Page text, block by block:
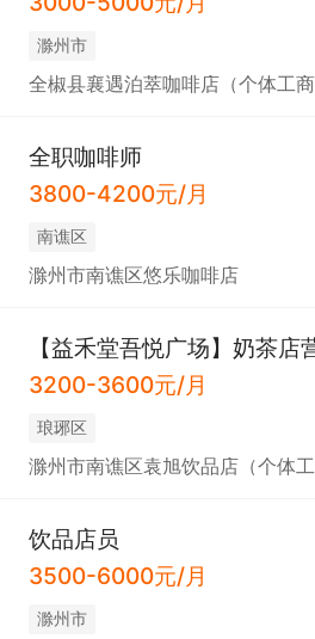
滁州市
全椒县襄遇泊萃咖啡店（个体工商
全职咖啡师
3800-4200元/月
南谯区
滁州市南谯区悠乐咖啡店
【益禾堂吾悦广场】奶茶店
3200-3600元/月
琅琊区
滁州市南谯区袁旭饮品店（个体工
饮品店员
3500-6000元/月
滁州市